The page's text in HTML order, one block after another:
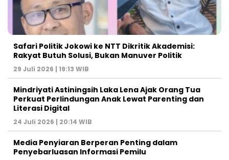
Safari Politik Jokowi ke NTT Dikritik Akademisi:
Rakyat Butuh Solusi, Bukan Manuver Politik
29 Juli 2026 | 19:13 WIB
Mindriyati Astiningsih Laka Lena Ajak Orang Tua
Perkuat Perlindungan Anak Lewat Parenting dan
Literasi Digital
24 Juli 2026 | 20:14 WIB
Media Penyiaran Berperan Penting dalam
Penyebarluasan Informasi Pemilu